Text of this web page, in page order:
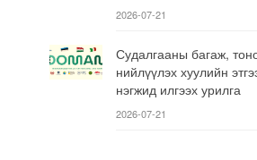
2026-07-21
Судалгааны багаж,
нийлүүлэх хуулийн
нэгжид илгээх урилга
2026-07-21